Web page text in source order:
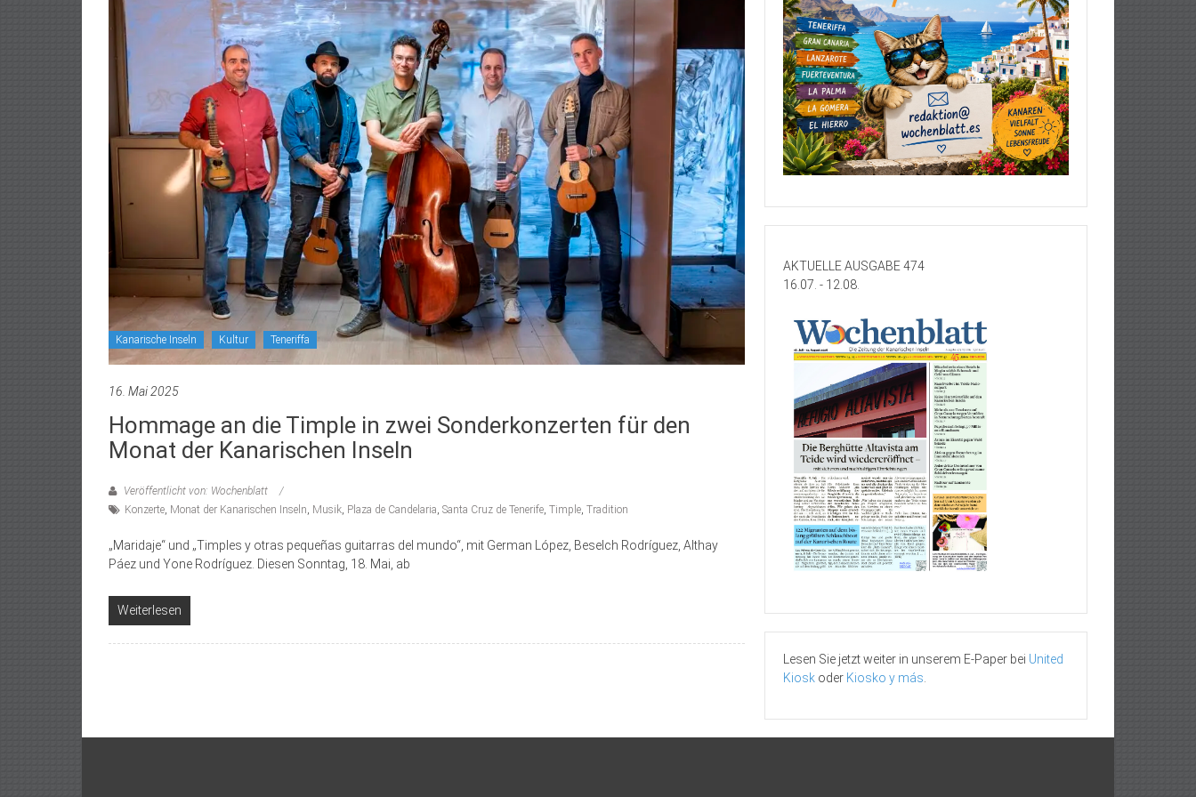
Kanarische Inseln Kultur Teneriffa
16. Mai 2025
Hommage an die Timple in zwei Sonderkonzerten für den
Monat der Kanarischen Inseln
Veröffentlicht von: Wochenblatt
Konzerte Monat der Kanarischen Inseln Musik Plaza de Candelaria Santa Cruz de Tenerife Timple Tradition
„Maridaje“ und „Timples y otras pequeñas guitarras del mundo“, mit German López, Beselch Rodríguez, Althay
Páez und Yone Rodríguez. Diesen Sonntag, 18. Mai, ab
Weiterlesen
AKTUELLE AUSGABE 474
16.07. - 12.08.
Lesen Sie jetzt weiter in unserem E-Paper bei United
Kiosk oder Kiosko y más